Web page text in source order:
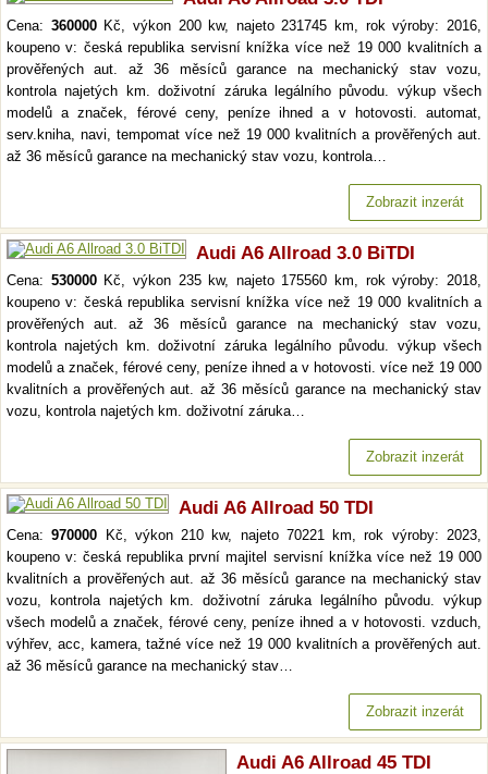
Cena: 360000Kč, výkon 200 kw, najeto 231745 km, rok výroby: 2016,
koupeno v: česká republika servisní knížka více než 19 000 kvalitních a
prověřených aut. až 36 měsíců garance na mechanický stav vozu,
kontrola najetých km. doživotní záruka legálního původu. výkup všech
modelů a značek, férové ceny, peníze ihned a v hotovosti. automat,
serv.kniha, navi, tempomat více než 19 000 kvalitních a prověřených aut.
až 36 měsíců garance na mechanický stav vozu, kontrola…
Zobrazit inzerát
Audi A6 Allroad 3.0 BiTDI
Cena: 530000Kč, výkon 235 kw, najeto 175560 km, rok výroby: 2018,
koupeno v: česká republika servisní knížka více než 19 000 kvalitních a
prověřených aut. až 36 měsíců garance na mechanický stav vozu,
kontrola najetých km. doživotní záruka legálního původu. výkup všech
modelů a značek, férové ceny, peníze ihned a v hotovosti. více než 19 000
kvalitních a prověřených aut. až 36 měsíců garance na mechanický stav
vozu, kontrola najetých km. doživotní záruka…
Zobrazit inzerát
Audi A6 Allroad 50 TDI
Cena:970000 Kč, výkon 210 kw, najeto 70221 km, rok výroby: 2023,
koupeno v: česká republika první majitel servisní knížka více než 19 000
kvalitních a prověřených aut. až 36 měsíců garance na mechanický stav
vozu, kontrola najetých km. doživotní záruka legálního původu. výkup
všech modelů a značek, férové ceny, peníze ihned a v hotovosti. vzduch,
výhřev, acc, kamera, tažné více než 19 000 kvalitních a prověřených aut.
až 36 měsíců garance na mechanický stav…
Zobrazit inzerát
Audi A6 Allroad 45 TDI